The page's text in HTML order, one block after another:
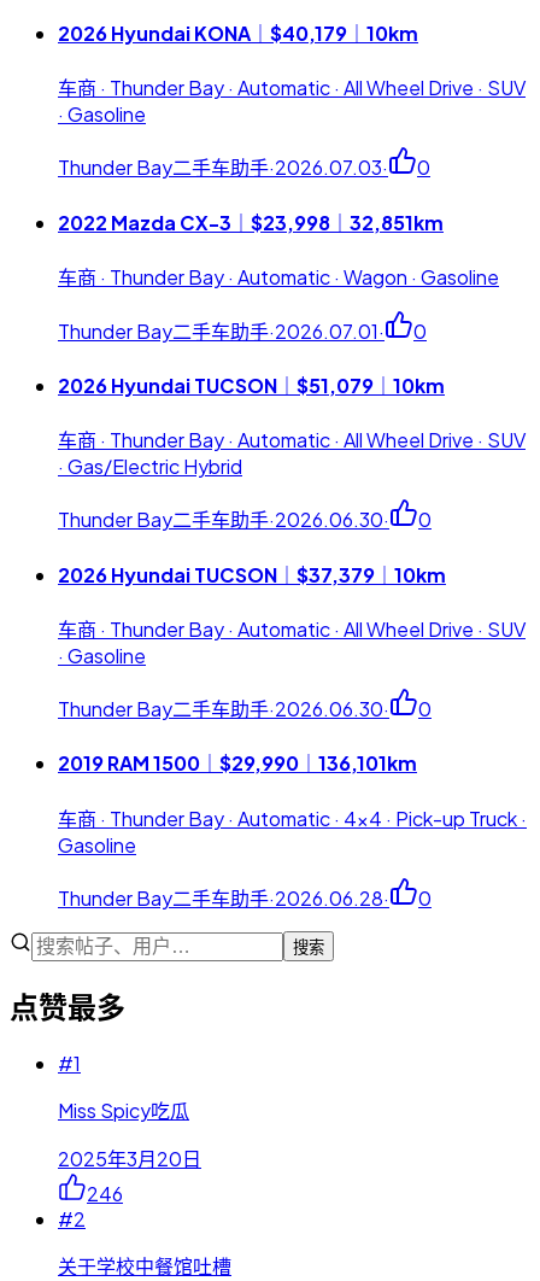
2026 Hyundai KONA｜$40,179｜10km
车商 · Thunder Bay · Automatic · All Wheel Drive · SUV
· Gasoline
Thunder Bay二手车助手·2026.07.03· 0
2022 Mazda CX-3｜$23,998｜32,851km
车商 · Thunder Bay · Automatic · Wagon · Gasoline
Thunder Bay二手车助手·2026.07.01· 0
2026 Hyundai TUCSON｜$51,079｜10km
车商 · Thunder Bay · Automatic · All Wheel Drive · SUV
· Gas/Electric Hybrid
Thunder Bay二手车助手·2026.06.30· 0
2026 Hyundai TUCSON｜$37,379｜10km
车商 · Thunder Bay · Automatic · All Wheel Drive · SUV
· Gasoline
Thunder Bay二手车助手·2026.06.30· 0
2019 RAM 1500｜$29,990｜136,101km
车商 · Thunder Bay · Automatic · 4x4 · Pick-up Truck ·
Gasoline
Thunder Bay二手车助手·2026.06.28· 0
搜索
点赞最多
#1
Miss Spicy吃瓜
2025年3月20日
246
#2
关于学校中餐馆吐槽